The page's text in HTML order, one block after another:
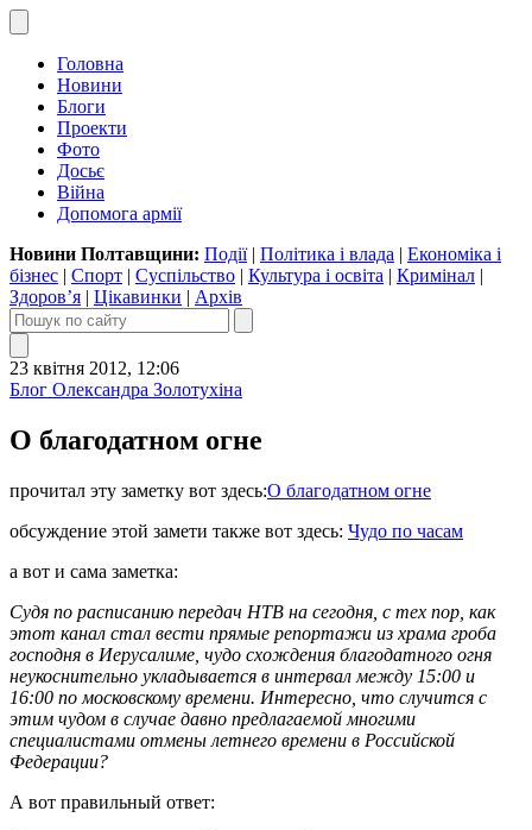
Головна
Новини
Блоги
Проекти
Фото
Досьє
Війна
Допомога армії
Новини Полтавщини: Події| Політика і влада | Економіка і
бізнес | Спорт | Суспільство | Культура і освіта | Кримінал |
Здоров’я | Цікавинки | Архів
23 квітня 2012, 12:06
Блог Олександра Золотухіна
О благодатном огне
прочитал эту заметку вот здесь:О благодатном огне
обсуждение этой замети также вот здесь: Чудо по часам
а вот и сама заметка:
Судя по расписанию передач НТВ на сегодня, с тех пор, как
этот канал стал вести прямые репортажи из храма гроба
господня в Иерусалиме, чудо схождения благодатного огня
неукоснительно укладывается в интервал между 15:00 и
16:00 по московскому времени. Интересно, что случится с
этим чудом в случае давно предлагаемой многими
специалистами отмены летнего времени в Российской
Федерации?
А вот правильный ответ: